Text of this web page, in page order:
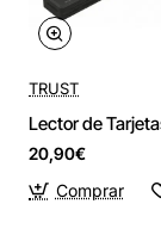
TRUST
Lector de
20,90€
Comprar